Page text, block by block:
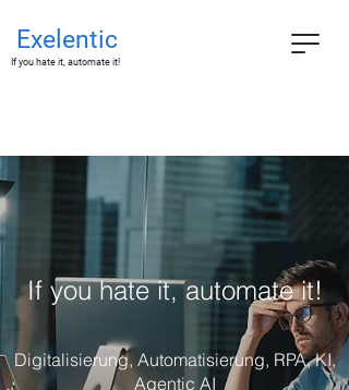
If you hate it, automate it!
Exelentic
If you hate it, automate it!
Digitalisierung, Automatisierung, RPA, KI,
Agentic AI